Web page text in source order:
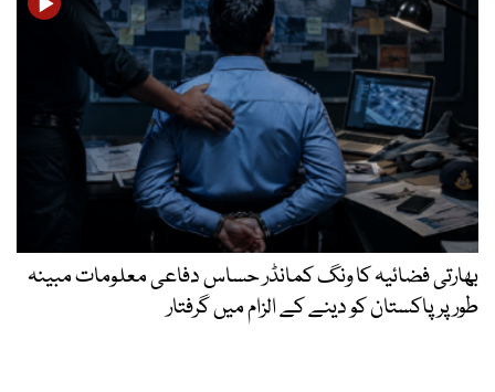
بھارتی فضائیہ کا ونگ کمانڈر حساس دفاعی معلومات مبینہ
طور پر پاکستان کو دینے کے الزام میں گرفتار